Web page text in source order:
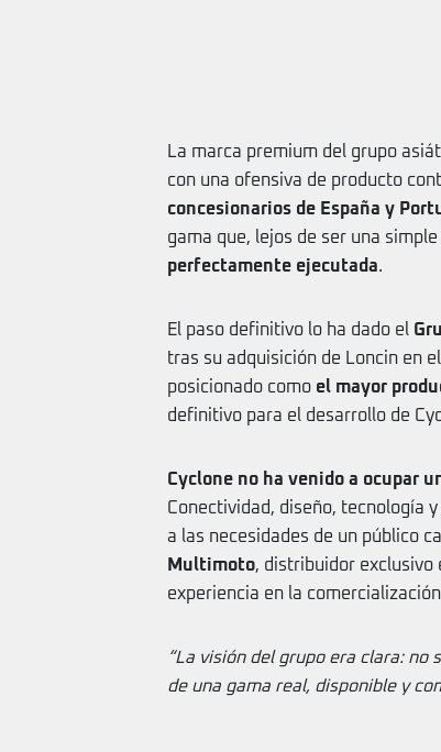
La marca premium del grupo
con una ofensiva de producto
concesionarios de España y
gama que, lejos de ser una
perfectamente ejecutada.
El paso definitivo lo ha dado el
tras su adquisición de Loncin en
posicionado como el mayor
definitivo para el desarrollo de
Cyclone no ha venido a ocupar
Conectividad, diseño, tecnología
a las necesidades de un público
Multimoto, distribuidor exclusivo
experiencia en la
“La visión del grupo era clara:
de una gama real, disponible y